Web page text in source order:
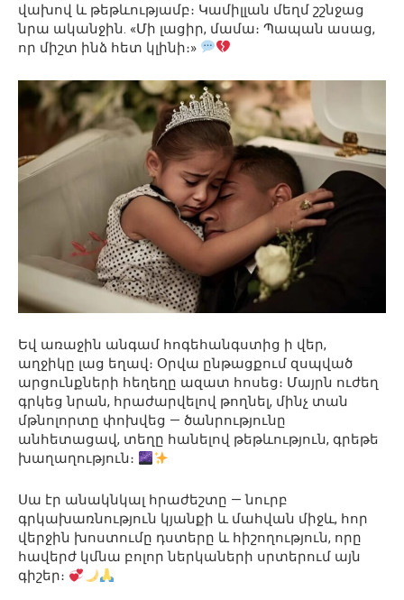
վախով և թեթևությամբ։ Կամիլլան մեղմ շշնջաց
նրա ականջին. «Մի լացիր, մամա։ Պապան ասաց,
որ միշտ ինձ հետ կլինի։»
Եվ առաջին անգամ հոգեհանգստից ի վեր,
աղջիկը լաց եղավ։ Օրվա ընթացքում զսպված
արցունքների հեղեղը ազատ հոսեց։ Մայրն ուժեղ
գրկեց նրան, հրաժարվելով թողնել, մինչ տան
մթնոլորտը փոխվեց — ծանրությունը
անհետացավ, տեղը հանելով թեթևություն, գրեթե
խաղաղություն։
Սա էր անակնկալ հրաժեշտը — նուրբ
գրկախառնություն կյանքի և մահվան միջև, հոր
վերջին խոստումը դստերը և հիշողություն, որը
հավերժ կմնա բոլոր ներկաների սրտերում այն
գիշեր։